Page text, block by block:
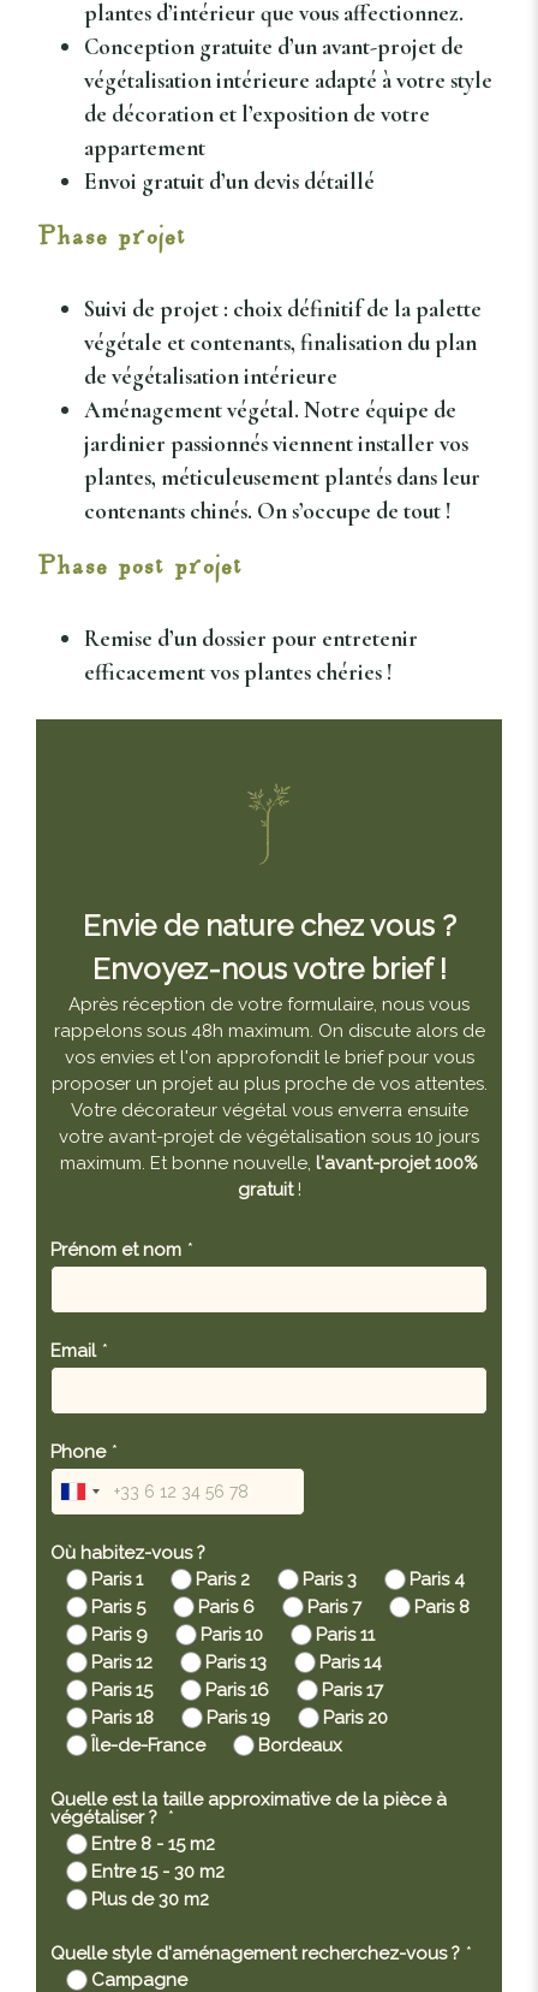
plantes d’intérieur que vous affectionnez.
Conception gratuite d’un avant-projet de
végétalisation intérieure adapté à votre style
de décoration et l’exposition de votre
appartement
Envoi gratuit d’un devis détaillé
Phase projet
Suivi de projet : choix définitif de la palette
végétale et contenants, finalisation du plan
de végétalisation intérieure
Aménagement végétal. Notre équipe de
jardinier passionnés viennent installer vos
plantes, méticuleusement plantés dans leur
contenants chinés. On s’occupe de tout !
Phase post projet
Remise d’un dossier pour entretenir
efficacement vos plantes chéries !
Envie de nature chez vous ?
Envoyez-nous votre brief !
Après réception de votre formulaire, nous vous
rappelons sous 48h maximum. On discute alors de
vos envies et l'on approfondit le brief pour vous
proposer un projet au plus proche de vos attentes.
Votre décorateur végétal vous enverra ensuite
votre avant-projet de végétalisation sous 10 jours
maximum. Et bonne nouvelle, l'avant-projet 100%
gratuit!
Prénom et nom *
Email *
Phone *
Où habitez-vous ?
Paris 1
Paris 2 Paris 3
Paris 4
Paris 5
Paris 6 Paris 7
Paris 8
Paris 9
Paris 10
Paris 11
Paris 12
Paris 13
Paris 14
Paris 15
Paris 16
Paris 17
Paris 18
Paris 19
Paris 20
Île-de-France
Bordeaux
Quelle est la taille approximative de la pièce à
végétaliser ? *
Entre 8 - 15 m2
Entre 15 - 30 m2
Plus de 30 m2
Quelle style d'aménagement recherchez-vous ? *
Campagne